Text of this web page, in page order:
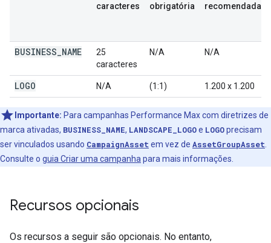
caracteres
obrigatória
recomendadas
BUSINESS NAME
25
caracteres
N/A N/A
LOGO N/A (1:1) 1.200 x 1.200
Importante: Para campanhas Performance Max com diretrizes de
marca ativadas, BUSINESS_NAME, LANDSCAPE_LOGOe LOGOprecisam
ser vinculados usando CampaignAsset em vez de AssetGroupAsset
Consulte o guia Criar uma campanha para mais informações.
Recursos opcionais
Os recursos a seguir são opcionais. No entanto,